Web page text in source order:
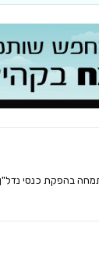
בהפקת כנסי